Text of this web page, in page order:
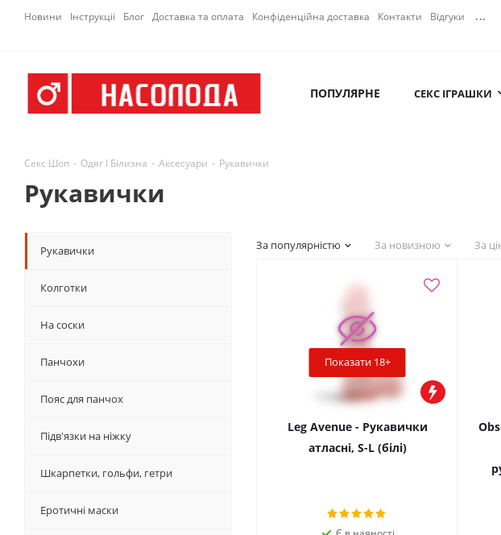
Новини Інструкціі Блог Доставка та оплата Конфіденційна доставка Контакти Відгуки ...
ПОПУЛЯРНЕ СЕКС ІГРАШКИ
Секс Шоп - Одяг І Білизна - Аксесуари - Рукавички
Рукавички
За популярністю За новизною За
Показати 18+
Leg Avenue - Рукавички
атласні, S-L (білі)
Рукавички
Колготки
На соски
Панчохи
Пояс для панчох
Підв'‎язки на ніжку
Шкарпетки, гольфи, гетри
Еротичні маски